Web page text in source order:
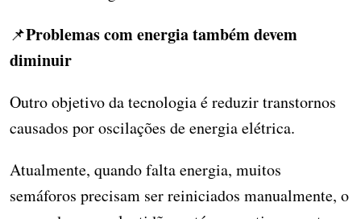
📌Problemas com energia também devem
diminuir
Outro objetivo da tecnologia é reduzir transtornos
causados por oscilações de energia elétrica.
Atualmente, quando falta energia, muitos
semáforos precisam ser reiniciados manualmente, o